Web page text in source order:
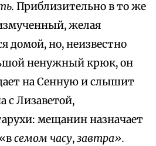
Приблизительно в то же
желая
домой, но, неизвестно
ненужный крюк, он
на Сенную и слышит
с Лизаветой,
мещанин назначает
семом часу,завтра».